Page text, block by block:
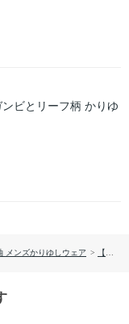
ンビとリーフ柄 かりゆ
メンズかりゆしウェア > 【送料無料】テッポウユリリーフ柄 かりゆしウェアOK1856